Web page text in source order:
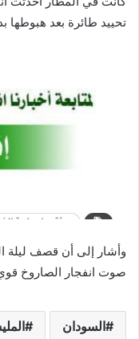
تحييد طائرة بعد هبوطها
وأشار إلى أن قصف ليلة
صوت انفجار الصاروخ
السودان